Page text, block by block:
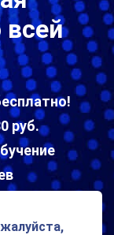
всей
руб.